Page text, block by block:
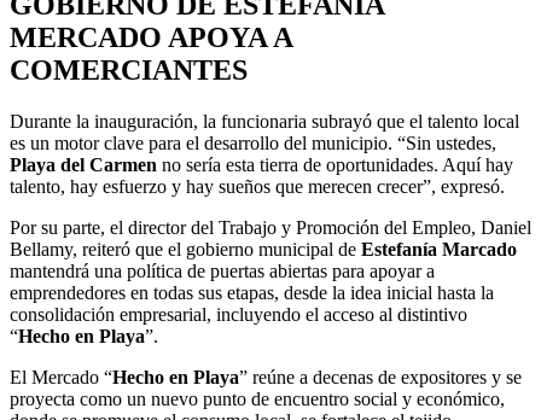
MERCADO APOYA A
COMERCIANTES
Durante la inauguración, la funcionaria subrayó que el talento local
es un motor clave para el desarrollo del municipio. “Sin ustedes,
Playa del Carmen no sería esta tierra de oportunidades. Aquí hay
talento, hay esfuerzo y hay sueños que merecen crecer”, expresó.
Por su parte, el director del Trabajo y Promoción del Empleo, Daniel
Bellamy, reiteró que el gobierno municipal de Estefanía Marcado
mantendrá una política de puertas abiertas para apoyar a
emprendedores en todas sus etapas, desde la idea inicial hasta la
consolidación empresarial, incluyendo el acceso al distintivo
“Hecho en Playa”.
El Mercado “Hecho en Playa” reúne a decenas de expositores y se
proyecta como un nuevo punto de encuentro social y económico,